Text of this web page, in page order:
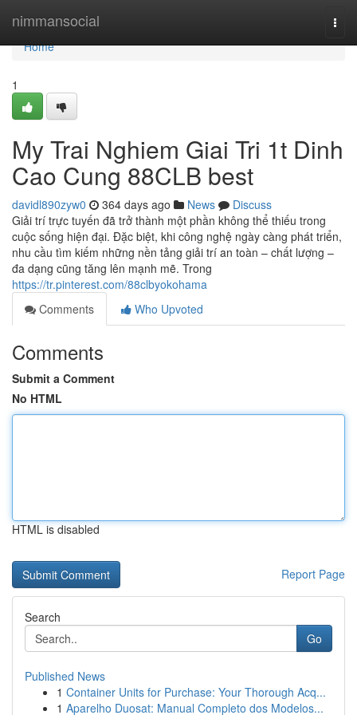
nimmansocial
Home
Home
1
My Trai Nghiem Giai Tri 1t Dinh
Cao Cung 88CLB best
davidl890zyw0 364 days ago News
Discuss
Giải trí trực tuyến đã trở thành một phần không thể thiếu trong
cuộc sống hiện đại. Đặc biệt, khi công nghệ ngày càng phát triển,
nhu cầu tìm kiếm những nền tảng giải trí an toàn – chất lượng –
đa dạng cũng tăng lên mạnh mẽ. Trong
https://tr.pinterest.com/88clbyokohama
Comments
Who Upvoted
Comments
Submit a Comment
No HTML
HTML is disabled
Report Page
Search
Go
Published News
1 Container Units for Purchase: Your Thorough Acq...
1 Aparelho Duosat: Manual Completo dos Modelos...